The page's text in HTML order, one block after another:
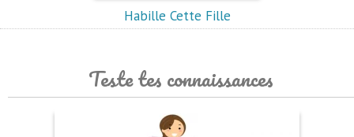
Habille Cette Fille
Teste tes connaissances